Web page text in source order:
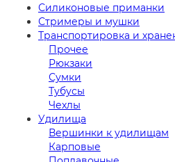
Силиконовые приманки
Стримеры и мушки
Транспортировка и
Прочее
Рюкзаки
Сумки
Тубусы
Чехлы
Удилища
Вершинки к удилищам
Карповые